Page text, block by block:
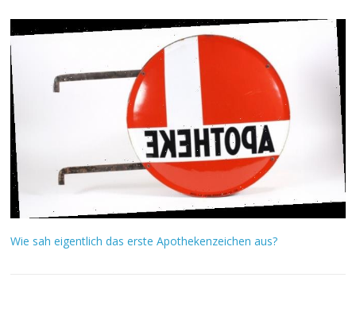
Wie sah eigentlich das erste Apothekenzeichen aus?